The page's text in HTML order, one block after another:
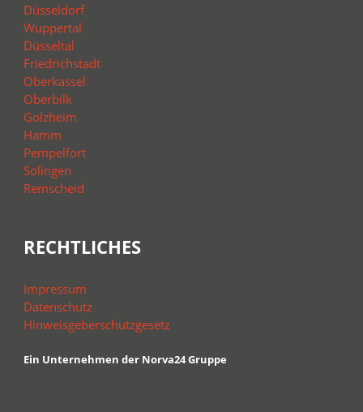
Düsseldorf
Wuppertal
Düsseltal
Friedrichstadt
Oberkassel
Oberbilk
Golzheim
Hamm
Pempelfort
Solingen
Remscheid
RECHTLICHES
Impressum
Datenschutz
Hinweisgeberschutzgesetz
Ein Unternehmen der Norva24 Gruppe